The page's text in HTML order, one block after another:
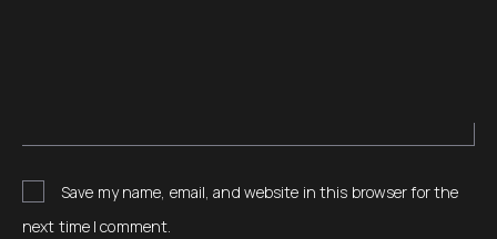
Save my name, email, and website in this browser for the
next time I comment.